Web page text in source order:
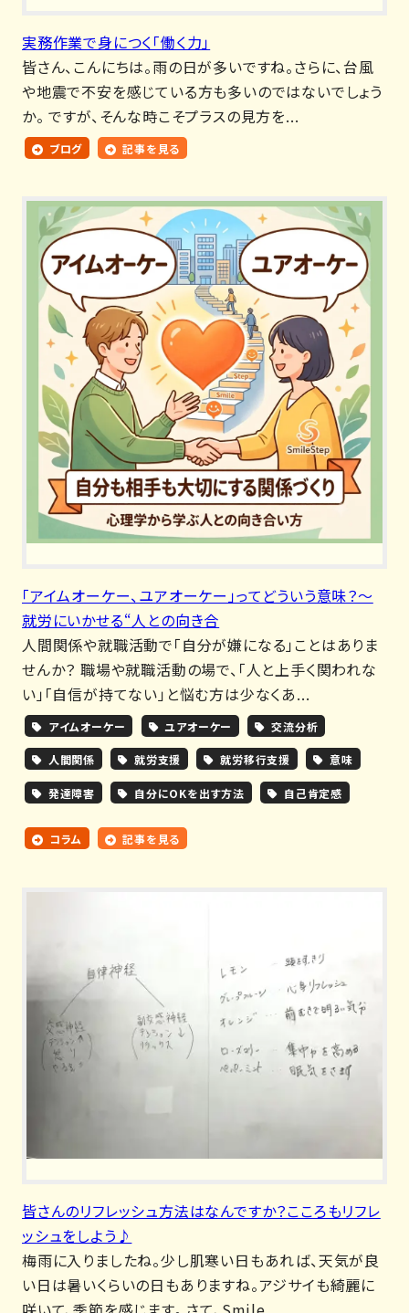
実務作業で身につく「働く力」
皆さん、こんにちは。雨の日が多いですね。さらに、台風
や地震で不安を感じている方も多いのではないでしょう
か。 ですが、そんな時こそプラスの見方を...
ブログ 記事を見る
「アイムオーケー、ユアオーケー」ってどういう意味？～
就労にいかせる“人との向き合
人間関係や就職活動で「自分が嫌になる」ことはありま
せんか？ 職場や就職活動の場で、「人と上手く関われな
い」「自信が持てない」と悩む方は少なくあ...
アイムオーケー ユアオーケー 交流分析
人間関係 就労支援 就労移行支援 意味
発達障害 自分にOKを出す方法 自己肯定感
コラム 記事を見る
皆さんのリフレッシュ方法はなんですか？こころもリフレ
ッシュをしよう♪
梅雨に入りましたね。少し肌寒い日もあれば、天気が良
い日は暑いくらいの日もありますね。アジサイも綺麗に